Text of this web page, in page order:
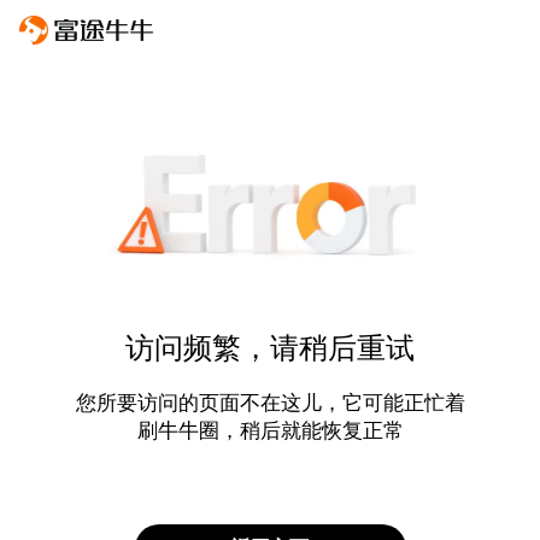
访问频繁，请稍后重试
您所要访问的页面不在这儿，它可能正忙着
刷牛牛圈，稍后就能恢复正常